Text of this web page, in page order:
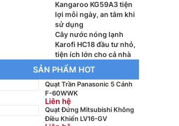
Kangaroo KG59A3 tiện
lợi mỗi ngày, an tâm khi
sử dụng
Cây nước nóng lạnh
Karofi HC18 đầu tư nhỏ,
tiện ích lớn cho cả nhà
SẢN PHẨM HOT
Quạt Trần Panasonic 5 Cánh
F-60WWK
Liên hệ
Quạt Đứng Mitsubishi Không
Điều Khiển LV16-GV